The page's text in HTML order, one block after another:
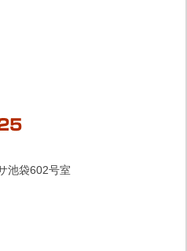
池袋602号室